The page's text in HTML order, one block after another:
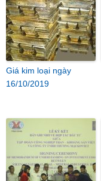
Giá kim loại ngày
16/10/2019